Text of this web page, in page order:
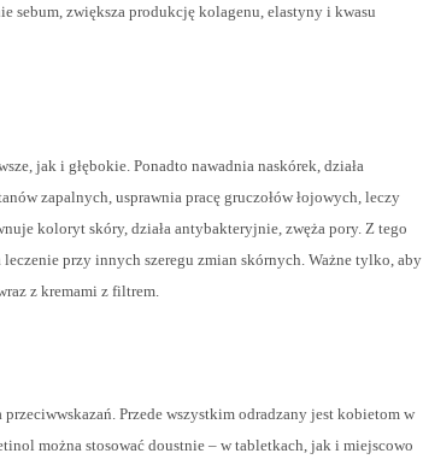
sebum, zwiększa produkcję kolagenu, elastyny i kwasu
jak i głębokie. Ponadto nawadnia naskórek, działa
zapalnych, usprawnia pracę gruczołów łojowych, leczy
koloryt skóry, działa antybakteryjnie, zwęża pory. Z tego
przy innych szeregu zmian skórnych. Ważne tylko, aby
z kremami z filtrem.
Przede wszystkim odradzany jest kobietom w
można stosować doustnie – w tabletkach, jak i miejscowo